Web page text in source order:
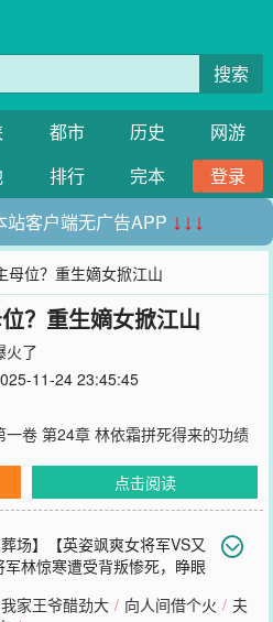
搜索
都市 历史
网游
排行 完本
登录
客户端无广告APP ↓↓↓
母位？重生嫡女掀江山
？重生嫡女掀江山
火了
11-24 23:45:45
一卷 第24章 林依霜拼死得来的功绩
点击阅读
场】【英姿飒爽女将军VS又
林惊寒遭受背叛惨死，睁眼
梅纠缠。病弱原主气绝后，林惊寒
家王爷醋劲大 / 向人间借个火 / 夫